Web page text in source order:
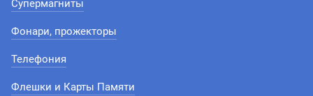
Супермагниты
Фонари, прожекторы
Телефония
Флешки и Карты Памяти